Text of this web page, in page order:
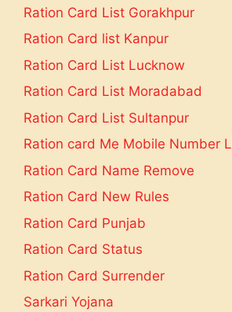
Ration Card List Gorakhpur
Ration Card list Kanpur
Ration Card List Lucknow
Ration Card List Moradabad
Ration Card List Sultanpur
Ration card Me Mobile Number
Ration Card Name Remove
Ration Card New Rules
Ration Card Punjab
Ration Card Status
Ration Card Surrender
Sarkari Yojana